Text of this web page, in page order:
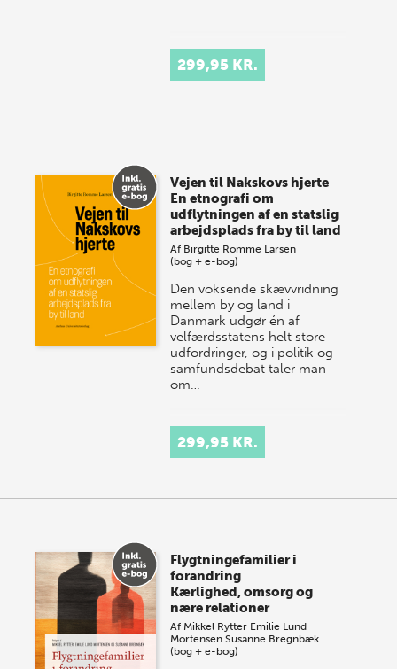
299,95 KR.
Vejen til Nakskovs hjerte
En etnografi om
udflytningen af en statslig
arbejdsplads fra by til land
Af Birgitte Romme Larsen
(bog + e-bog)
Den voksende skævvridning
mellem by og land i
Danmark udgør én af
velfærdsstatens helt store
udfordringer, og i politik og
samfundsdebat taler man
om…
299,95 KR.
Flygtningefamilier i
forandring
Kærlighed, omsorg og
nære relationer
Af Mikkel Rytter Emilie Lund
Mortensen Susanne Bregnbæk
(bog + e-bog)